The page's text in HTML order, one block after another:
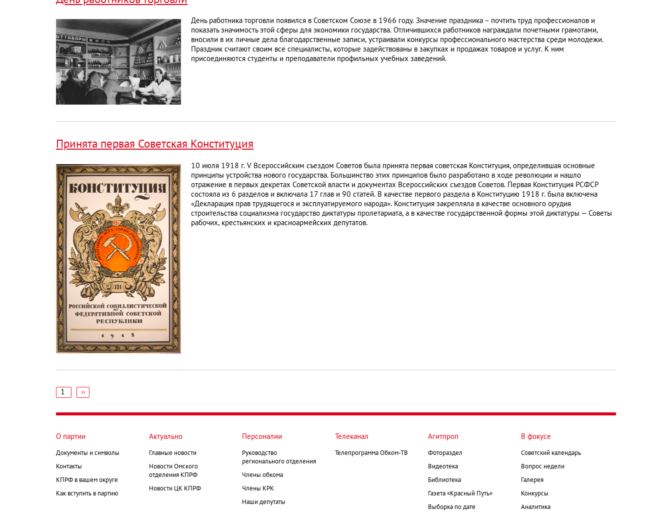
День работника торговли появился в Советском Союзе в 1966 году. Значение праздника – почтить труд профессионалов и
показать значимость этой сферы для экономики государства. Отличившихся работников награждали почетными грамотами,
вносили в их личные дела благодарственные записи, устраивали конкурсы профессионального мастерства среди молодежи.
Праздник считают своим все специалисты, которые задействованы в закупках и продажах товаров и услуг. К ним
присоединяются студенты и преподаватели профильных учебных заведений.
Принята первая Советская Конституция
10 июля 1918 г. V Всероссийским съездом Советов была принята первая советская Конституция, определившая основные
принципы устройства нового государства. Большинство этих принципов было разработано в ходе революции и нашло
отражение в первых декретах Советской власти и документах Всероссийских съездов Советов. Первая Конституция РСФСР
состояла из 6 разделов и включала 17 глав и 90 статей. В качестве первого раздела в Конституцию 1918 г. была включена
«Декларация прав трудящегося и эксплуатируемого народа». Конституция закрепляла в качестве основного орудия
строительства социализма государство диктатуры пролетариата, а в качестве государственной формы этой диктатуры — Советы
рабочих, крестьянских и красноармейских депутатов.
страниц
1
Следующая
››
О партии
Документы и символы
Контакты
КПРФ в вашем округе
Как вступить в партию
Актуально
Главные новости
Новости Омского
отделения КПРФ
Новости ЦК КПРФ
Персоналии
Руководство
регионального отделения
Члены обкома
Члены КРК
Наши депутаты
Телеканал
Телепрограмма Обком-ТВ
Агитпроп
Фотораздел
Видеотека
Библиотека
Газета «Красный Путь»
Выборка по дате
В фокусе
Советский календарь
Вопрос недели
Галерея
Конкурсы
Аналитика